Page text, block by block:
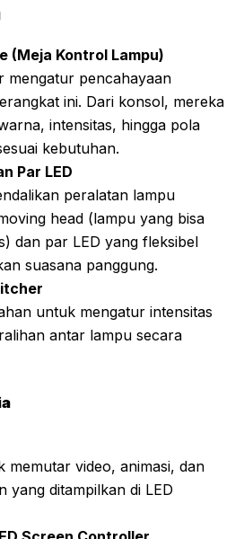
(Meja Kontrol Lampu)
mengatur pencahayaan
ini. Dari konsol, mereka
intensitas, hingga pola
kebutuhan.
Par LED
peralatan lampu
head (lampu yang bisa
dan par LED yang fleksibel
suasana panggung.
untuk mengatur intensitas
antar lampu secara
memutar video, animasi, dan
yang ditampilkan di LED